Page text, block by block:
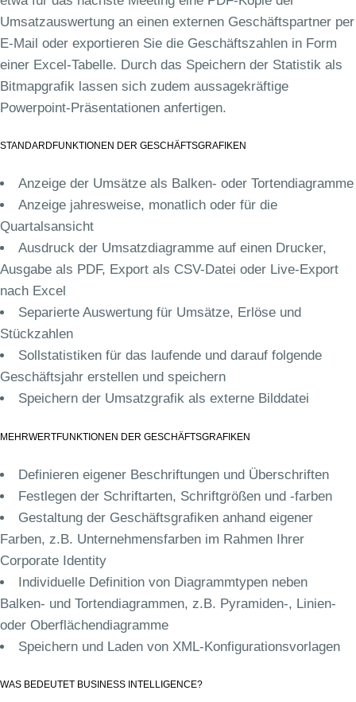
Umsatzauswertung an einen externen Geschäftspartner per
E-Mail oder exportieren Sie die Geschäftszahlen in Form
einer Excel-Tabelle. Durch das Speichern der Statistik als
Bitmapgrafik lassen sich zudem aussagekräftige
Powerpoint-Präsentationen anfertigen.
STANDARDFUNKTIONEN DER GESCHÄFTSGRAFIKEN
Anzeige der Umsätze als Balken- oder Tortendiagramme
Anzeige jahresweise, monatlich oder für die
Quartalsansicht
Ausdruck der Umsatzdiagramme auf einen Drucker,
Ausgabe als PDF, Export als CSV-Datei oder Live-Export
nach Excel
Separierte Auswertung für Umsätze, Erlöse und
Stückzahlen
Sollstatistiken für das laufende und darauf folgende
Geschäftsjahr erstellen und speichern
Speichern der Umsatzgrafik als externe Bilddatei
MEHRWERTFUNKTIONEN DER GESCHÄFTSGRAFIKEN
Definieren eigener Beschriftungen und Überschriften
Festlegen der Schriftarten, Schriftgrößen und -farben
Gestaltung der Geschäftsgrafiken anhand eigener
Farben, z.B. Unternehmensfarben im Rahmen Ihrer
Corporate Identity
Individuelle Definition von Diagrammtypen neben
Balken- und Tortendiagrammen, z.B. Pyramiden-, Linien-
oder Oberflächendiagramme
Speichern und Laden von XML-Konfigurationsvorlagen
WAS BEDEUTET BUSINESS INTELLIGENCE?